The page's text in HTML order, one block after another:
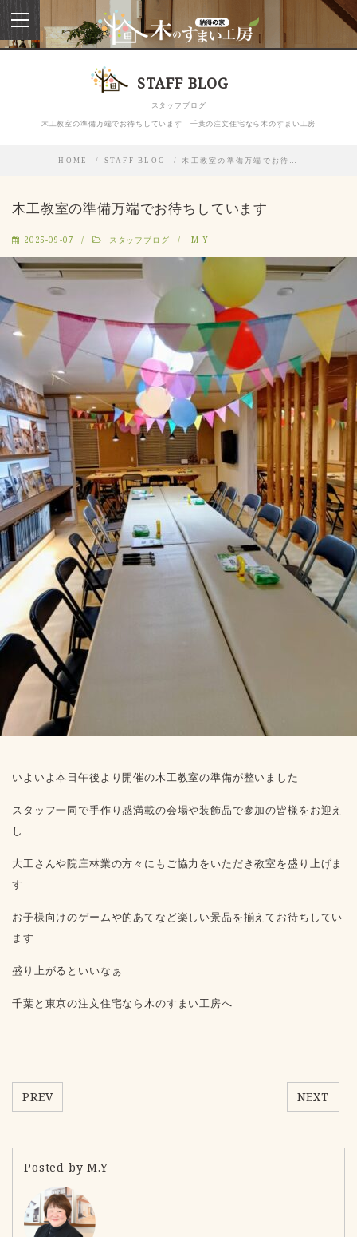
toggle
navigation
STAFF BLOG
スタッフブログ
木工教室の準備万端でお待ちしています｜千葉の注文住宅なら木のすまい工房
HOME STAFF BLOG 木工教室の準備万端でお待…
木工教室の準備万端でお待ちしています
2025-09-07 スタッフブログ M Y
いよいよ本日午後より開催の木工教室の準備が整いました
スタッフ一同で手作り感満載の会場や装飾品で参加の皆様をお迎え
し
大工さんや院庄林業の方々にもご協力をいただき教室を盛り上げま
す
お子様向けのゲームや的あてなど楽しい景品を揃えてお待ちしてい
ます
盛り上がるといいなぁ
千葉と東京の注文住宅なら木のすまい工房へ
PREV NEXT
Posted by M.Y